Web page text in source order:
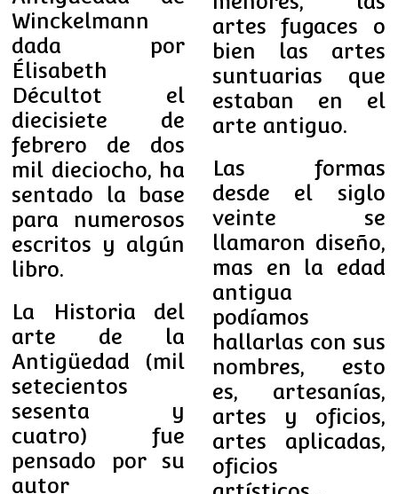
Winckelmann
dada por
Élisabeth
Décultot el
diecisiete de
febrero de dos
mil dieciocho, ha
sentado la base
para numerosos
escritos y algún
libro.
La Historia del
arte de la
Antigüedad (mil
setecientos
sesenta y
cuatro) fue
pensado por su
autor
artes fugaces o
bien las artes
suntuarias que
estaban en el
arte antiguo.
Las formas
desde el siglo
veinte se
llamaron diseño,
mas en la edad
antigua
podíamos
hallarlas con sus
nombres, esto
es, artesanías,
artes y oficios,
artes aplicadas,
oficios